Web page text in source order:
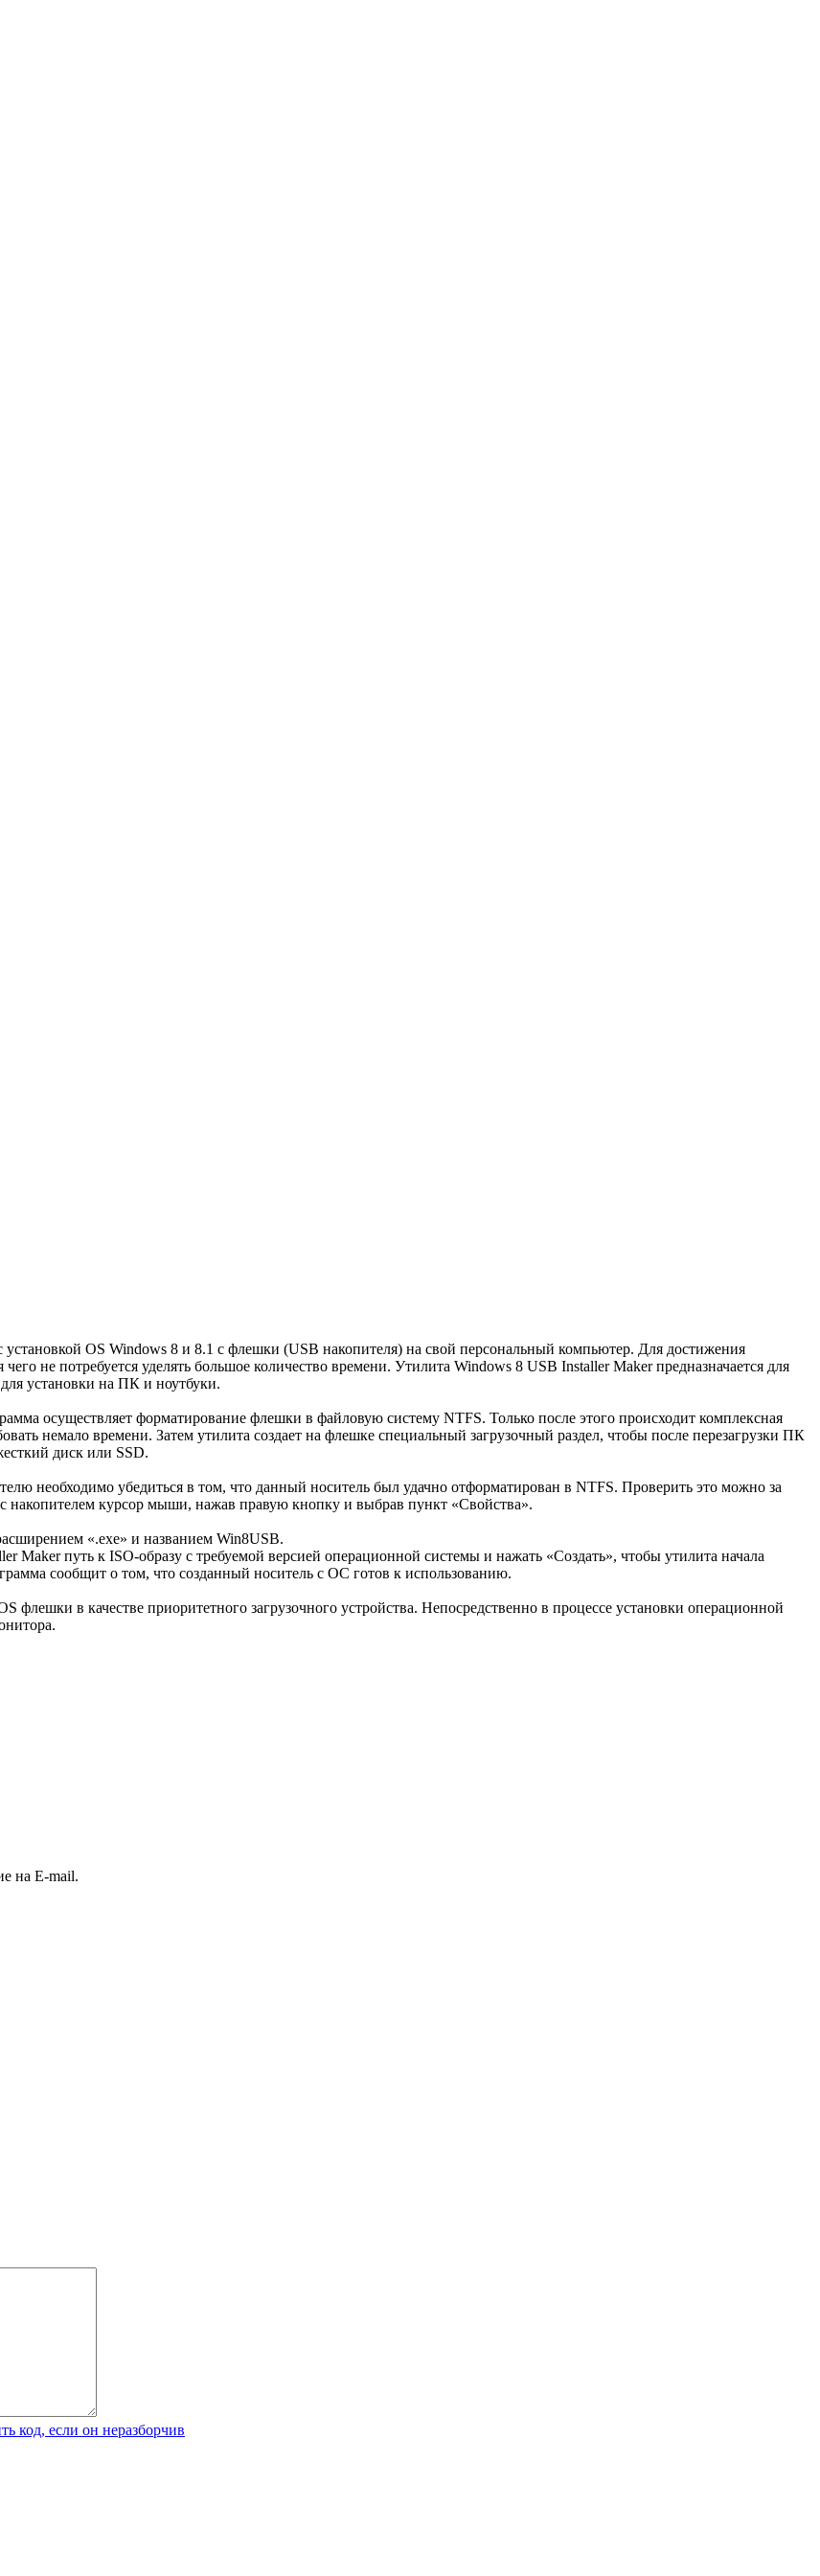
установкой OS Windows 8 и 8.1 с флешки (USB накопителя) на свой персональный компьютер. Для достижения
не потребуется уделять большое количество времени. Утилита Windows 8 USB Installer Maker предназначается для
установки на ПК и ноутбуки.
осуществляет форматирование флешки в файловую систему NTFS. Только после этого происходит комплексная
немало времени. Затем утилита создает на флешке специальный загрузочный раздел, чтобы после перезагрузки ПК
диск или SSD.
необходимо убедиться в том, что данный носитель был удачно отформатирован в NTFS. Проверить это можно за
накопителем курсор мыши, нажав правую кнопку и выбрав пункт «Свойства».
«.exe» и названием Win8USB.
Maker путь к ISO-образу с требуемой версией операционной системы и нажать «Создать», чтобы утилита начала
сообщит о том, что созданный носитель с ОС готов к использованию.
в качестве приоритетного загрузочного устройства. Непосредственно в процессе установки операционной
на E-mail.